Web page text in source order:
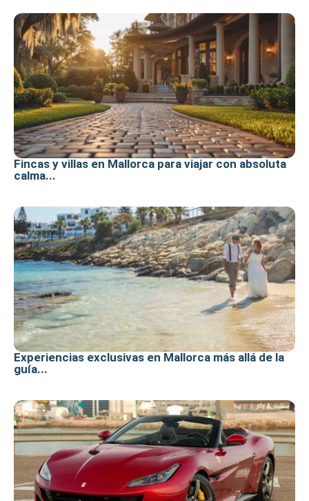
Fincas y villas en Mallorca para viajar con absoluta
calma...
Experiencias exclusivas en Mallorca más allá de la
guía...